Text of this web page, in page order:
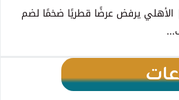
يرفض عرضًا قطريًا ضخمًا لضم